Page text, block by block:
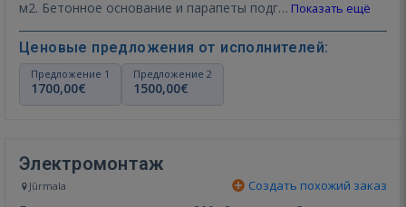
м2. Бетонное основание и парапеты подг… Показать ещё
Ценовые предложения от исполнителей:
Предложение 1
1700,00€
Предложение 2
1500,00€
Электромонтаж
Jūrmala Создать похожий заказ